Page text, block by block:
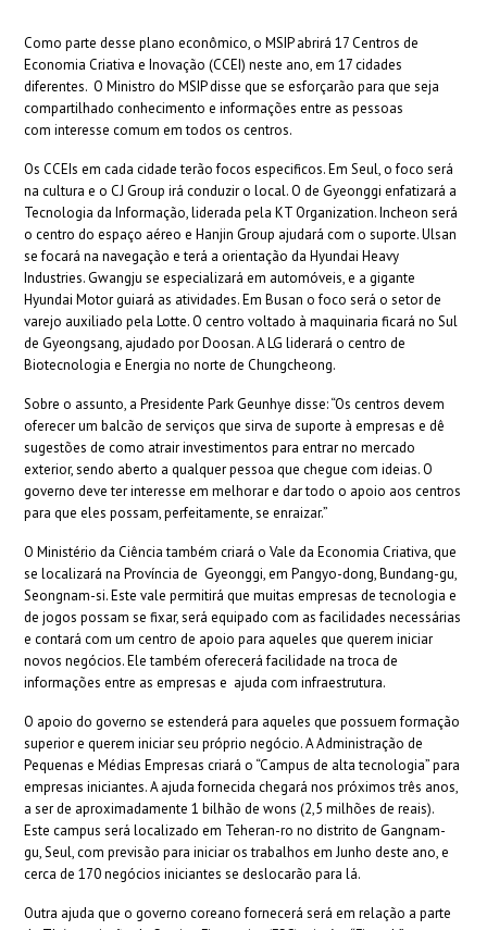
Como parte desse plano econômico, o MSIP abrirá 17 Centros de
Economia Criativa e Inovação (CCEI) neste ano, em 17 cidades
diferentes. O Ministro do MSIP disse que se esforçarão para que seja
compartilhado conhecimento e informações entre as pessoas
com interesse comum em todos os centros.
Os CCEIs em cada cidade terão focos especificos. Em Seul, o foco será
na cultura e o CJ Group irá conduzir o local. O de Gyeonggi enfatizará a
Tecnologia da Informação, liderada pela KT Organization. Incheon será
o centro do espaço aéreo e Hanjin Group ajudará com o suporte. Ulsan
se focará na navegação e terá a orientação da Hyundai Heavy
Industries. Gwangju se especializará em automóveis, e a gigante
Hyundai Motor guiará as atividades. Em Busan o foco será o setor de
varejo auxiliado pela Lotte. O centro voltado à maquinaria ficará no Sul
de Gyeongsang, ajudado por Doosan. A LG liderará o centro de
Biotecnologia e Energia no norte de Chungcheong.
Sobre o assunto, a Presidente Park Geunhye disse: “Os centros devem
oferecer um balcão de serviços que sirva de suporte à empresas e dê
sugestões de como atrair investimentos para entrar no mercado
exterior, sendo aberto a qualquer pessoa que chegue com ideias. O
governo deve ter interesse em melhorar e dar todo o apoio aos centros
para que eles possam, perfeitamente, se enraizar.”
O Ministério da Ciência também criará o Vale da Economia Criativa, que
se localizará na Província de Gyeonggi, em Pangyo-dong, Bundang-gu,
Seongnam-si. Este vale permitirá que muitas empresas de tecnologia e
de jogos possam se fixar, será equipado com as facilidades necessárias
e contará com um centro de apoio para aqueles que querem iniciar
novos negócios. Ele também oferecerá facilidade na troca de
informações entre as empresas e ajuda com infraestrutura.
O apoio do governo se estenderá para aqueles que possuem formação
superior e querem iniciar seu próprio negócio. A Administração de
Pequenas e Médias Empresas criará o “Campus de alta tecnologia” para
empresas iniciantes. A ajuda fornecida chegará nos próximos três anos,
a ser de aproximadamente 1 bilhão de wons (2,5 milhões de reais).
Este campus será localizado em Teheran-ro no distrito de Gangnam-
gu, Seul, com previsão para iniciar os trabalhos em Junho deste ano, e
cerca de 170 negócios iniciantes se deslocarão para lá.
Outra ajuda que o governo coreano fornecerá será em relação a parte